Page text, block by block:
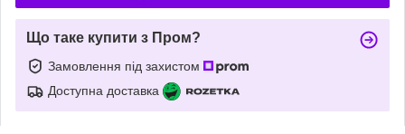
Що таке купити з Пром?
Замовлення під захистом
Доступна доставка